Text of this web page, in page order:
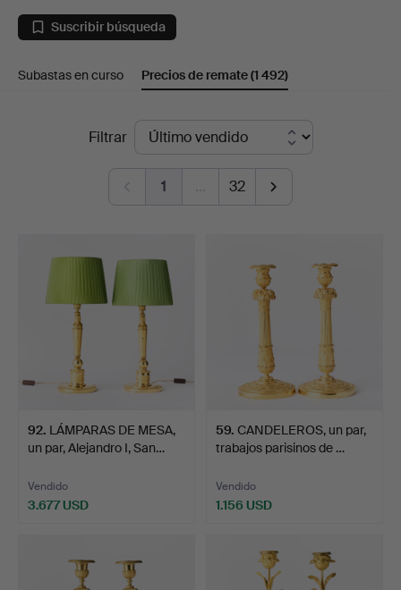
Iluminación
en
Auktionsverk
Suscribir búsqueda
Subastas en curso Precios de remate(1 492)
Filtrar
1 … 32
92. LÁMPARAS DE MESA,
un par, Alejandro I, San…
Vendido
3.677 USD
59. CANDELEROS, un par,
trabajos parisinos de …
Vendido
1.156 USD